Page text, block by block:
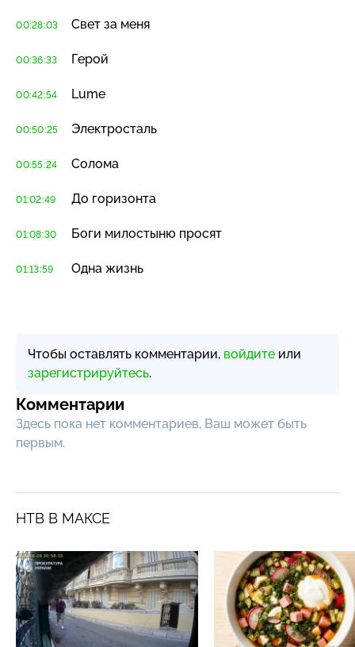
00:28:03 Свет за меня
00:36:33 Герой
00:42:54 Lume
00:50:25 Электросталь
00:55:24 Солома
01:02:49 До горизонта
01:08:30 Боги милостыню просят
01:13:59 Одна жизнь
Чтобы оставлять комментарии, войдите или
зарегистрируйтесь.
Комментарии
Здесь пока нет комментариев, Ваш может быть
первым.
НТВ В МАКСЕ